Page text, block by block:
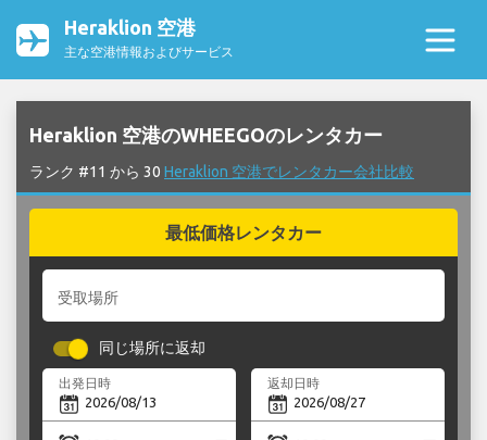
Heraklion 空港
主な空港情報およびサービス
Heraklion 空港のWHEEGOのレンタカー
ランク #11 から 30 Heraklion 空港でレンタカー会社比較
最低価格レンタカー
受取場所
同じ場所に返却
出発日時 返却日時